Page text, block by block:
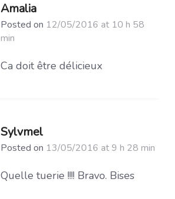
Amalia
Posted on 12/05/2016 at 10 h 58
min
Ca doit être délicieux
Sylvmel
Posted on 13/05/2016 at 9 h 28 min
Quelle tuerie !!!! Bravo. Bises